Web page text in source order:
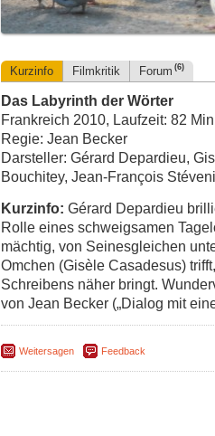
Kurzinfo Filmkritik Forum (6)
Das Labyrinth der Wörter
Frankreich 2010, Laufzeit: 82
Regie: Jean Becker
Darsteller: Gérard Depardieu,
Bouchitey, Jean-François
Kurzinfo: Gérard Depardieu
Rolle eines schweigsamen
mächtig, von Seinesgleichen
Omchen (Gisèle Casadesus)
Schreibens näher bringt.
von Jean Becker („Dialog mit
Weitersagen Feedback